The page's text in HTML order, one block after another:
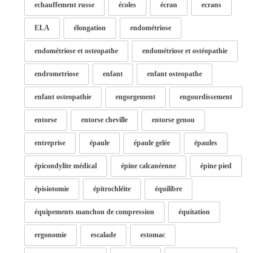
echauffement russe écoles écran ecrans
ELA élongation endométriose
endométriose et osteopathe endométriose et ostéopathie
endrometriose enfant enfant osteopathe
enfant osteopathie engorgement engourdissement
entorse entorse cheville entorse genou
entreprise épaule épaule gelée épaules
épicondylite médical épine calcanéenne épine pied
épisiotomie épitrochléite équilibre
équipements manchon de compression équitation
ergonomie escalade estomac